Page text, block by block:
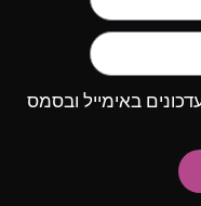
באימייל ובסמס